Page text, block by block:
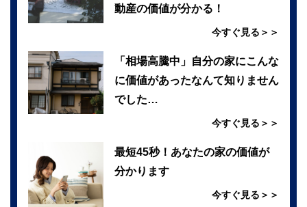
動産の価値が分かる！
今すぐ見る＞＞
「相場高騰中」自分の家にこんな
に価値があったなんて知りません
でした…
今すぐ見る＞＞
最短45秒！あなたの家の価値が
分かります
今すぐ見る＞＞